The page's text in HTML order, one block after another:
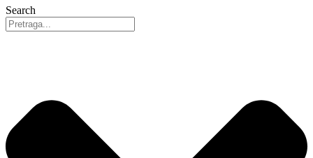
Search